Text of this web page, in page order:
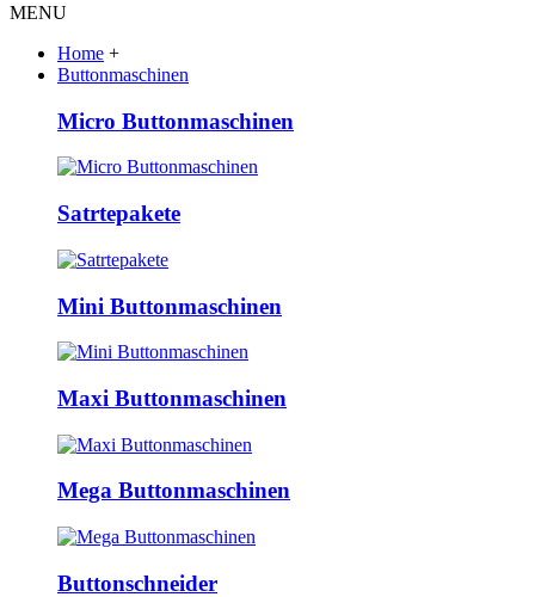
MENU
Home +
Buttonmaschinen
Micro Buttonmaschinen
Satrtepakete
Mini Buttonmaschinen
Maxi Buttonmaschinen
Mega Buttonmaschinen
Buttonschneider